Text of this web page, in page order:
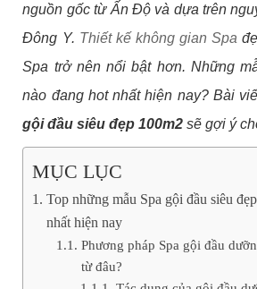
nguồn gốc từ Ấn Độ và dựa trên
Đông Y. Thiết kế không gian Spa
Spa trở nên nổi bật hơn. Những
nào đang hot nhất hiện nay? Bài
gội đầu siêu đẹp 100m2 sẽ gợi ý
MỤC LỤC
Top những mẫu Spa gội đầu siêu
nhất hiện nay
Phương pháp Spa gội đầu
từ đâu?